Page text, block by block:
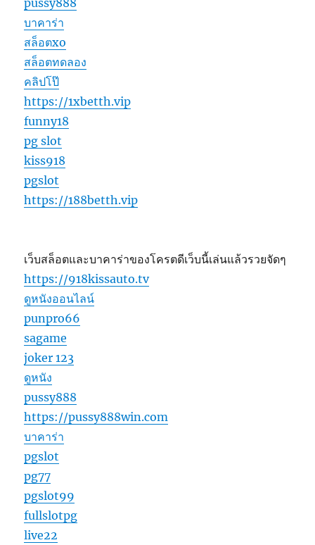
pussy888
บาคาร่า
สล็อตxo
สล็อตทดลอง
คลิปโป๊
https://1xbetth.vip
funny18
pg slot
kiss918
pgslot
https://188betth.vip
เว็บสล็อตและบาคาร่าของโครตดีเว็บนี้เล่นแล้วรวยจัดๆ
https://918kissauto.tv
ดูหนังออนไลน์
punpro66
sagame
joker 123
ดูหนัง
pussy888
https://pussy888win.com
บาคาร่า
pgslot
pg77
pgslot99
fullslotpg
live22